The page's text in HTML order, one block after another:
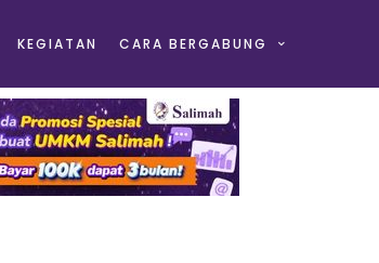
KEGIATAN CARA BERGABUNG